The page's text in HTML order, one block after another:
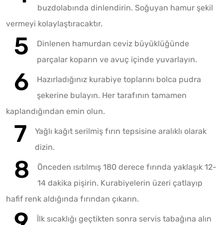
buzdolabında dinlendirin. Soğuyan hamur şekil
vermeyi kolaylaştıracaktır.
Dinlenen hamurdan ceviz büyüklüğünde
parçalar koparın ve avuç içinde yuvarlayın.
Hazırladığınız kurabiye toplarını bolca pudra
şekerine bulayın. Her tarafının tamamen
kaplandığından emin olun.
Yağlı kağıt serilmiş fırın tepsisine aralıklı olarak
dizin.
Önceden ısıtılmış 180 derece fırında yaklaşık 12-
14 dakika pişirin. Kurabiyelerin üzeri çatlayıp
hafif renk aldığında fırından çıkarın.
İlk sıcaklığı geçtikten sonra servis tabağına alın